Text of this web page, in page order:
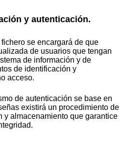
y autenticación.
se encargará de que
de usuarios que tengan
de información y de
de identificación y
acceso.
de autenticación se base en
existirá un procedimiento de
y almacenamiento que garantice